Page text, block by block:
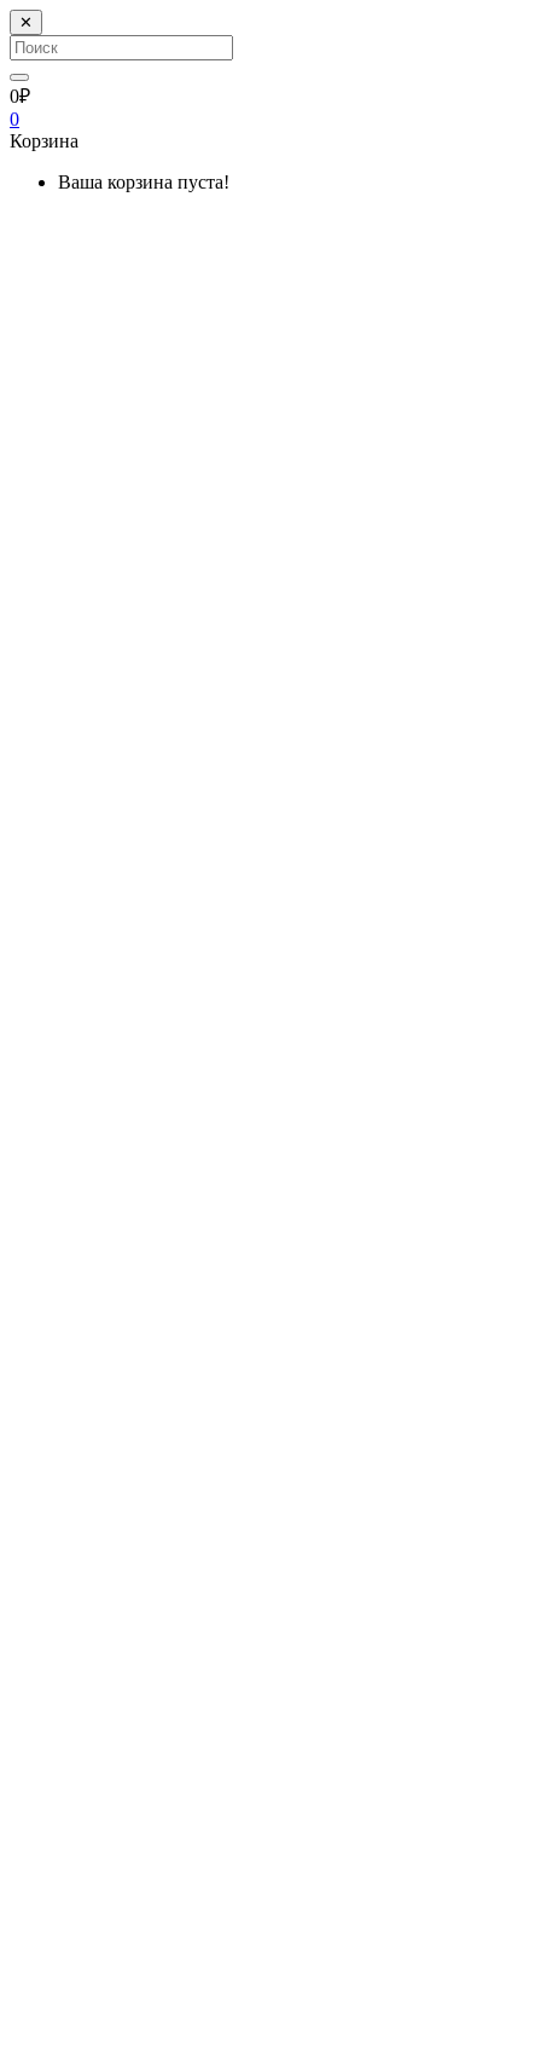
✕
0₽
0
Корзина
Ваша корзина пуста!